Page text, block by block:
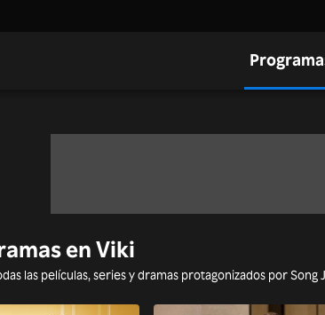
en Viki
las películas, series y dramas protagonizados por Song